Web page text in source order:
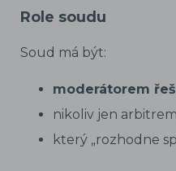
Role soudu
Soud má být:
moderátorem
nikoliv jen
který „rozhodne